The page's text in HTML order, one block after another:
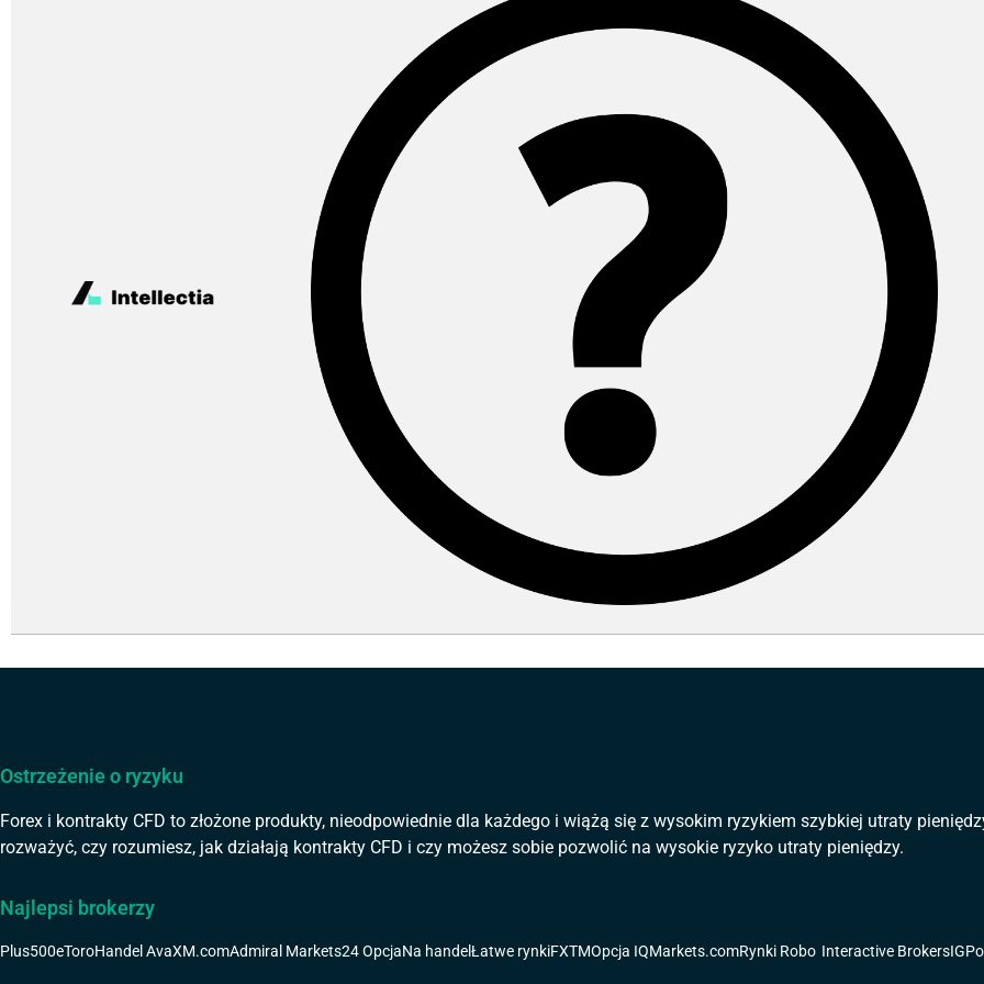
Ostrzeżenie o ryzyku
Forex i kontrakty CFD to złożone produkty, nieodpowiednie dla każdego i wiążą się z wysokim ryzykiem szybkiej utraty
rozważyć, czy rozumiesz, jak działają kontrakty CFD i czy możesz sobie pozwolić na wysokie ryzyko utraty pieniędzy.
Najlepsi brokerzy
Plus500eToroHandel AvaXM.comAdmiral Markets24 OpcjaNa handelŁatwe rynkiFXTMOpcja IQMarkets.comRynki Robo Interactive BrokersIG